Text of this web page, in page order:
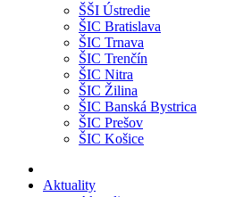
ŠŠI Ústredie
ŠIC Bratislava
ŠIC Trnava
ŠIC Trenčín
ŠIC Nitra
ŠIC Žilina
ŠIC Banská Bystrica
ŠIC Prešov
ŠIC Košice
Aktuality